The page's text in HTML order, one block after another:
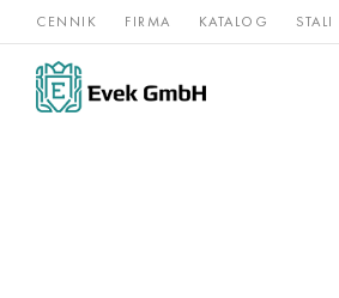
CENNIK FIRMA KATALOG STALI
Stopy
niklu